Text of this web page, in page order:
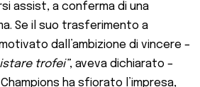
assist, a conferma di una
Se il suo trasferimento a
dall’ambizione di vincere –
trofei”, aveva dichiarato –
ha sfiorato l’impresa,